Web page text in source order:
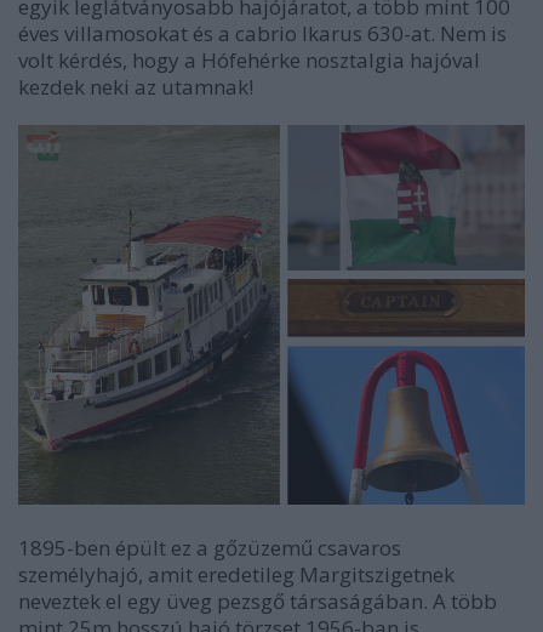
egyik leglátványosabb hajójáratot, a több mint 100
éves villamosokat és a cabrio Ikarus 630-at. Nem is
volt kérdés, hogy a Hófehérke nosztalgia hajóval
kezdek neki az utamnak!
1895-ben épült ez a gőzüzemű csavaros
személyhajó, amit eredetileg Margitszigetnek
neveztek el egy üveg pezsgő társaságában. A több